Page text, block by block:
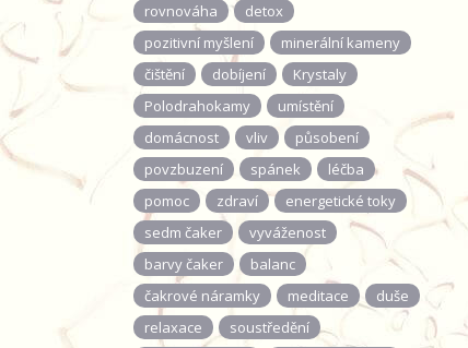
rovnováha
detox
pozitivní myšlení
minerální kameny
čištění
dobíjení
Krystaly
Polodrahokamy
umístění
domácnost
vliv
působení
povzbuzení
spánek
léčba
pomoc
zdraví
energetické toky
sedm čaker
vyváženost
barvy čaker
balanc
čakrové náramky
meditace
duše
relaxace
soustředění